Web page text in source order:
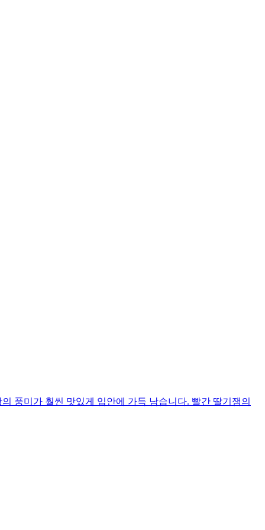
풍미가 훨씬 맛있게 입안에 가득 남습니다. 빨간 딸기잼의